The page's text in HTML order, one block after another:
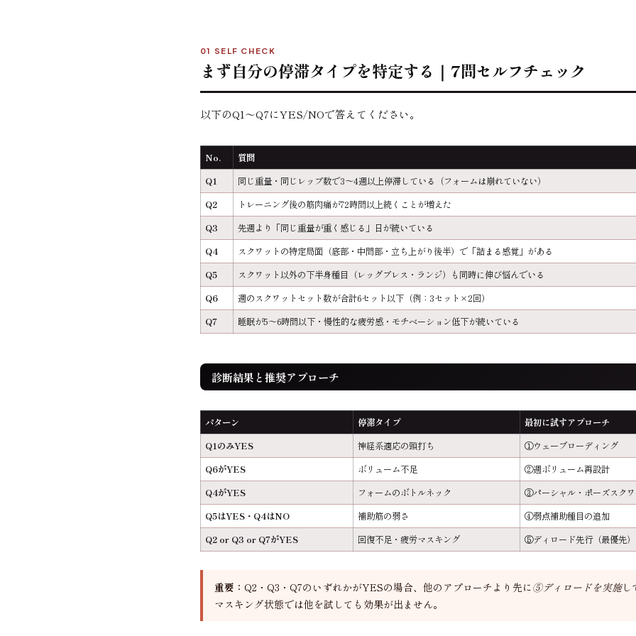
01 SELF CHECK
まず自分の停滞タイプを特定する｜7問セルフチェック
以下のQ1〜Q7にYES/NOで答えてください。
No. 質問
Q1
同じ重量・同じレップ数で3〜4週以上停滞している（フォームは崩れていない）
Q2
トレーニング後の筋肉痛が72時間以上続くことが増えた
Q3
先週より「同じ重量が重く感じる」日が続いている
Q4
スクワットの特定局面（底部・中間部・立ち上がり後半）で「詰まる感覚」がある
Q5
スクワット以外の下半身種目（レッグプレス・ランジ）も同時に伸び悩んでいる
Q6
週のスクワットセット数が合計6セット以下（例：3セット×2回）
Q7
睡眠が5〜6時間以下・慢性的な疲労感・モチベーション低下が続いている
診断結果と推奨アプローチ
パターン 停滞タイプ
最初に試すアプローチ
Q1のみYES
神経系適応の頭打ち
①ウェーブローディング
Q6がYES
ボリューム不足
②週ボリューム再設計
Q4がYES
フォームのボトルネック
③パーシャル・ポーズスクワ
Q5はYES・Q4はNO
補助筋の弱さ
④弱点補助種目の追加
Q2 or Q3 or Q7がYES
回復不足・疲労マスキング ⑤ディロード先行（最優先）
重要： Q2・Q3・Q7のいずれかがYESの場合、他のアプローチより先に⑤ディロードを実施し
マスキング状態では他を試しても効果が出ません。